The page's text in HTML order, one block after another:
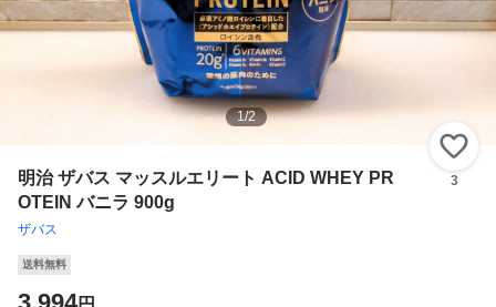
1/2
明治 ザバス マッスルエリート ACID WHEY PR
OTEIN バニラ 900g
ザバス
3
送料無料